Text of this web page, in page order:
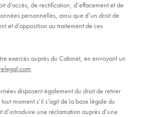
d’accès, de rectification, d’effacement et de
personnelles, ainsi que d’un droit de
et d’opposition au traitement de ces
exercés auprès du Cabinet, en envoyant un
.
disposent également du droit de retirer
moment s’il s’agit de la base légale du
d’introduire une réclamation auprès d’une